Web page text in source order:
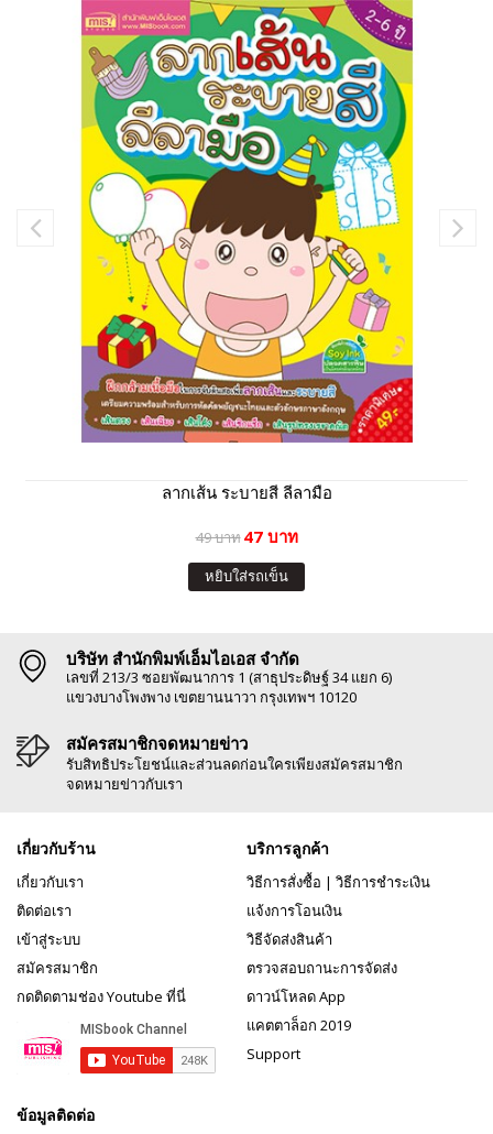
ลากเส้น ระบายสี ลีลามือ
49 บาท47 บาท
หยิบใส่รถเข็น
บริษัท สำนักพิมพ์เอ็มไอเอส จำกัด
เลขที่ 213/3 ซอยพัฒนาการ 1 (สาธุประดิษฐ์ 34 แยก 6)
แขวงบางโพงพาง เขตยานนาวา กรุงเทพฯ 10120
สมัครสมาชิกจดหมายข่าว
รับสิทธิประโยชน์และส่วนลดก่อนใครเพียงสมัครสมาชิก
จดหมายข่าวกับเรา
เกี่ยวกับร้าน
เกี่ยวกับเรา
ติดต่อเรา
เข้าสู่ระบบ
สมัครสมาชิก
กดติดตามช่อง Youtube ที่นี่
บริการลูกค้า
วิธีการสั่งซื้อ | วิธีการชำระเงิน
แจ้งการโอนเงิน
วิธีจัดส่งสินค้า
ตรวจสอบถานะการจัดส่ง
ดาวน์โหลด App
แคตตาล็อก 2019
Support
ข้อมูลติดต่อ